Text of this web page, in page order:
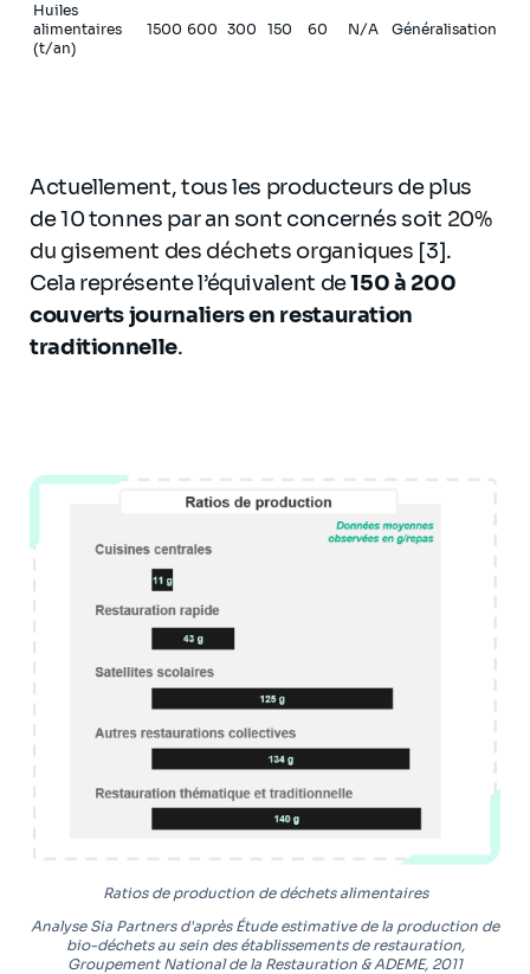
Huiles
alimentaires
(t/an)
1500 600 300 150 60 N/A Généralisation
Actuellement, tous les producteurs de plus
de 10 tonnes par an sont concernés soit 20%
du gisement des déchets organiques [3].
Cela représente l’équivalent de150 à 200
couverts journaliers en restauration
traditionnelle.
Ratios de production de déchets alimentaires
Analyse Sia Partners d'après Étude estimative de la production de
bio-déchets au sein des établissements de restauration,
Groupement National de la Restauration & ADEME, 2011